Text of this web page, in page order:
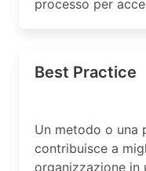
processo per
Best Practice
Un metodo o una
contribuisce a
organizzazione in